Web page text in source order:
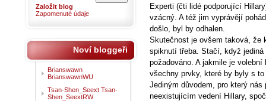
Experti (čti lidé podporující
vzácný. A též jim vyprávějí
došlo, byl by odhalen.
Skutečnost je ovšem taková, že
spiknutí třeba. Stačí, když
požadováno. A jakmile je
všechny prvky, které by byly s to
Jediným důvodem, pro který
neexistujícím vedení Hillary,
Založit blog
Zapomenuté údaje
Noví bloggeři
Brianswawn
BrianswawnWU
Tsan-Shen_Seext Tsan-
Shen_SeextRW